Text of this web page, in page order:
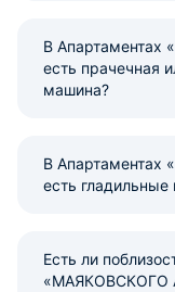
В
есть прачечная
машина?
В
есть
Есть ли
«МАЯКОВСКОГО